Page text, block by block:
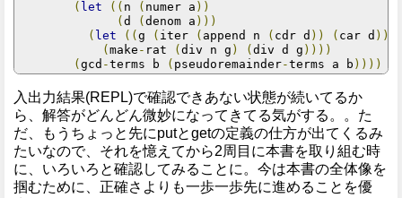
( let (( n ( numer a ))
(d (denom a )))
( let ((g ( iter ( append n ( cdr d )) ( car d
(make - rat (div n g ) (div d g ))))
(gcd -terms b ( pseudoremainder-terms a b ))))
入出力結果(REPL)で確認できあない状態が続いてるか
ら、解答がどんどん微妙になってきてる気がする。。た
だ、もうちょっと先にputとgetの定義の仕方が出てくるみ
たいなので、それを憶えてから2周目に本書を取り組む時
に、いろいろと確認してみることに。今は本書の全体像を
掴むために、正確さよりも一歩一歩先に進めることを優